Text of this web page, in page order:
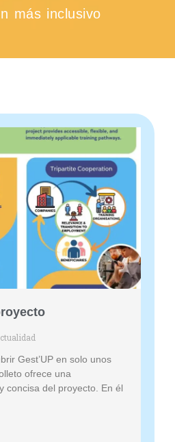
más inclusivo
Gest’UP en solo unos
ofrece una
concisa del proyecto. En él